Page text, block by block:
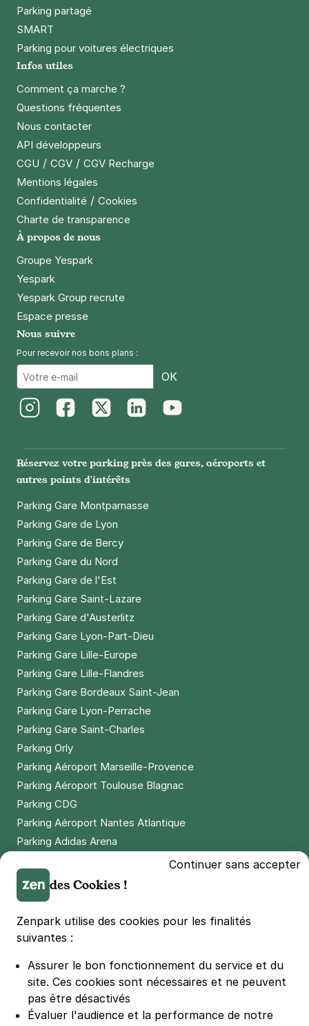
Parking partagé
SMART
Parking pour voitures électriques
Infos utiles
Comment ça marche ?
Questions fréquentes
Nous contacter
API développeurs
CGU / CGV / CGV Recharge
Mentions légales
Confidentialité / Cookies
Charte de transparence
À propos de nous
Groupe Yespark
Yespark
Yespark Group recrute
Espace presse
Nous suivre
Pour recevoir nos bons plans :
OK
Réservez votre parking près des gares, aéroports et
autres points d'intérêts
Parking Gare Montparnasse
Parking Gare de Lyon
Parking Gare de Bercy
Parking Gare du Nord
Parking Gare de l'Est
Parking Gare Saint-Lazare
Parking Gare d'Austerlitz
Parking Gare Lyon-Part-Dieu
Parking Gare Lille-Europe
Parking Gare Lille-Flandres
Parking Gare Bordeaux Saint-Jean
Parking Gare Lyon-Perrache
Parking Gare Saint-Charles
Parking Orly
Parking Aéroport Marseille-Provence
Parking Aéroport Toulouse Blagnac
Parking CDG
Parking Aéroport Nantes Atlantique
Parking Adidas Arena
Parking LDLC Arena
Parking Stade Pierre Mauroy
Parking Groupama Stadium
Parking Vélodrome
Parking Bercy
Parking La Défense Arena
Parking Les 4 temps
Continuer sans accepter
des Cookies !
Zenpark utilise des cookies pour les finalités
suivantes :
Assurer le bon fonctionnement du service et du
site. Ces cookies sont nécessaires et ne peuvent
pas être désactivés
Évaluer l'audience et la performance de notre